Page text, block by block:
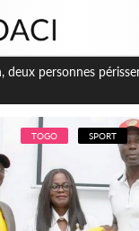
la célébration de la
campagne contre les
TOGO SPORT